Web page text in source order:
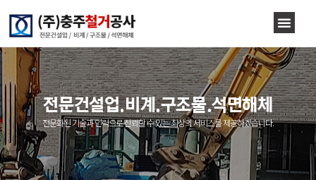
전문건설업.비계.구조물.석면해체
전문화된 기술과 인력으로 신뢰할 수 있는 최상의 서비스를 제공하겠습니다.